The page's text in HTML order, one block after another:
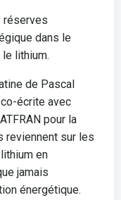
réserves
dans le
lithium.
de Pascal
co-écrite avec
pour la
reviennent sur les
en
jamais
énergétique.